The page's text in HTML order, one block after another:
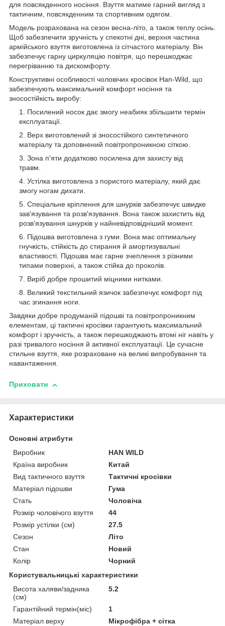
для повсякденного носіння. Взуття матиме гарний вигляд з
тактичним, повсякденним та спортивним одягом.
Модель розрахована на сезон весна-літо, а також теплу осінь.
Щоб забезпечити зручність у спекотні дні, верхня частина
армійського взуття виготовлена із сітчастого матеріалу. Він
забезпечує гарну циркуляцію повітря, що перешкоджає
перегріванню та дискомфорту.
Конструктивні особливості чоловічих кросівок Han-Wild, що
забезпечують максимальний комфорт носіння та
зносостійкість виробу:
Посилений носок дає змогу неабияк збільшити термін
експлуатації.
Верх виготовлений зі зносостійкого синтетичного
матеріалу та доповнений повітропроникною сіткою.
Зона п'яти додатково посилена для захисту від
травм.
Устілка виготовлена з пористого матеріалу, який дає
змогу ногам дихати.
Спеціальне кріплення для шнурків забезпечує швидке
зав'язування та розв'язування. Вона також захистить від
розв'язування шнурків у найневідповідніший момент.
Підошва виготовлена з гуми. Вона має оптимальну
гнучкість, стійкість до стирання й амортизувальні
властивості. Підошва має гарне зчеплення з різними
типами поверхні, а також стійка до проколів.
Виріб добре прошитий міцними нитками.
Великий текстильний язичок забезпечує комфорт під
час згинання ноги.
Завдяки добре продуманій підошві та повітропроникним
елементам, ці тактичні кросівки гарантують максимальний
комфорт і зручність, а також перешкоджають втомі ніг навіть у
разі тривалого носіння й активної експлуатації. Це сучасне
стильне взуття, яке розраховане на великі випробування та
навантаження.
Приховати
Характеристики
Основні атрибути
Виробник
HAN WILD
Країна виробник
Китай
Вид тактичного взуття
Тактичні кросівки
Матеріал підошви
Гума
Стать
Чоловіча
Розмір чоловічого взуття
44
Розмір устілки (см)
27.5
Сезон
Літо
Стан
Новий
Колір
Чорний
Користувальницькі характеристики
Висота халяви/задника
(см)
5.2
Гарантійний термін(міс)
1
Матеріал верху
Мікрофібра + сітка